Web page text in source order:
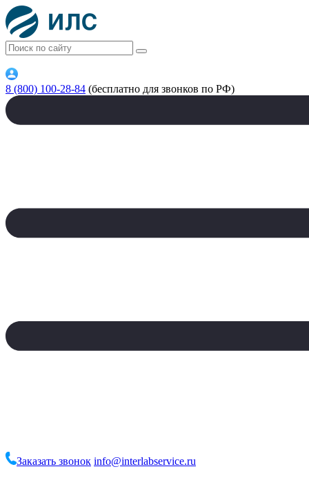
8 (800) 100-28-84 (бесплатно для звонков по РФ)
Заказать звонок info@interlabservice.ru